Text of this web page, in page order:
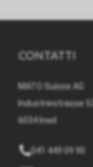
CONTATTI
MATO Suisse AG
Industriestrasse 53
6034 Inwil
041 449 09 90